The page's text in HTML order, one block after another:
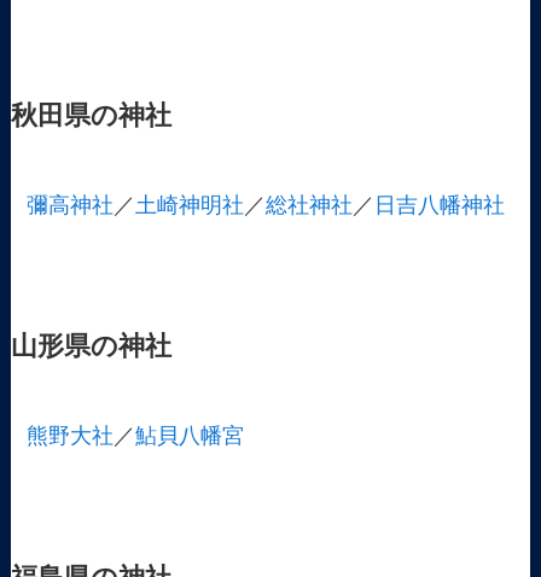
秋田県の神社
彌高神社 ／土崎神明社 ／総社神社 ／ 日吉八幡神社
山形県の神社
熊野大社 ／鮎貝八幡宮